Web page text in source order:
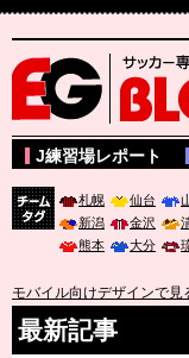
サッカー専門新聞
J練習場レポート
札幌 仙台
新潟
金沢
熊本
大分
モバイル向けデザインで見
最新記事